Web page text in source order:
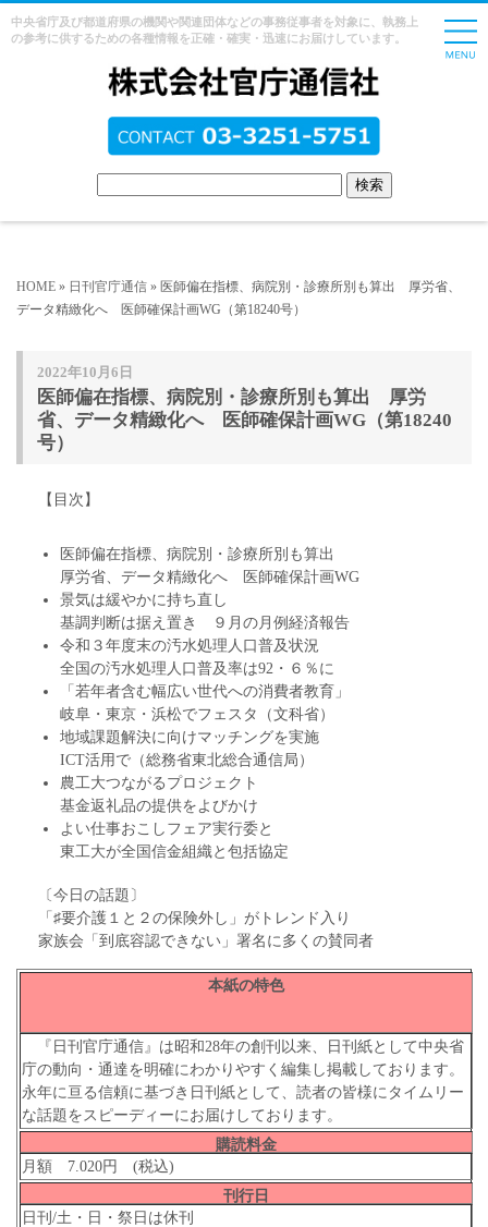
中央省庁及び都道府県の機関や関連団体などの事務従事者を対象に、執務上
の参考に供するための各種情報を正確・確実・迅速にお届けしています。
HOME » 日刊官庁通信 » 医師偏在指標、病院別・診療所別も算出 厚労省、
データ精緻化へ 医師確保計画WG（第18240号）
2022年10月6日
医師偏在指標、病院別・診療所別も算出 厚労
省、データ精緻化へ 医師確保計画WG（第18240
号）
【目次】
医師偏在指標、病院別・診療所別も算出
厚労省、データ精緻化へ 医師確保計画WG
景気は緩やかに持ち直し
基調判断は据え置き ９月の月例経済報告
令和３年度末の汚水処理人口普及状況
全国の汚水処理人口普及率は92・６％に
「若年者含む幅広い世代への消費者教育」
岐阜・東京・浜松でフェスタ（文科省）
地域課題解決に向けマッチングを実施
ICT活用で（総務省東北総合通信局）
農工大つながるプロジェクト
基金返礼品の提供をよびかけ
よい仕事おこしフェア実行委と
東工大が全国信金組織と包括協定
〔今日の話題〕
「♯要介護１と２の保険外し」がトレンド入り
家族会「到底容認できない」署名に多くの賛同者
本紙の特色
『日刊官庁通信』は昭和28年の創刊以来、日刊紙として中央省
庁の動向・通達を明確にわかりやすく編集し掲載しております。
永年に亘る信頼に基づき日刊紙として、読者の皆様にタイムリー
な話題をスピーディーにお届けしております。
購読料金
月額 7.020円 (税込)
刊行日
日刊/土・日・祭日は休刊